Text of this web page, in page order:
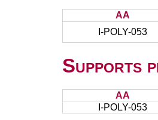
AA
I-POLY-053
Supports
AA
I-POLY-053